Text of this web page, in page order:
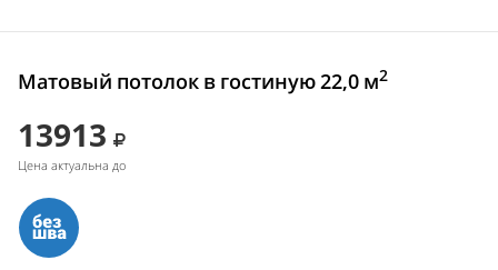
Матовый потолок в гостиную 22,0 м2
13913
Цена актуальна до